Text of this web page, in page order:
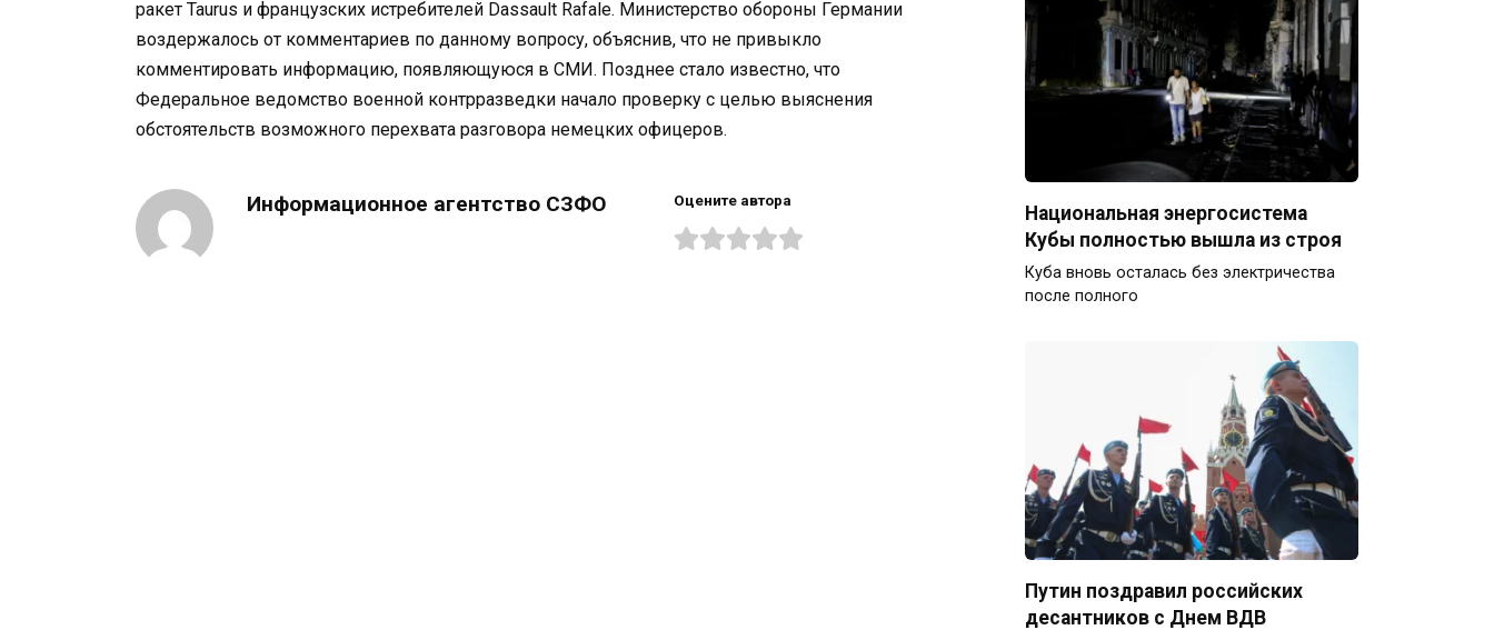
ракет Taurus и французских истребителей Dassault Rafale. Министерство обороны Германии
воздержалось от комментариев по данному вопросу, объяснив, что не привыкло
комментировать информацию, появляющуюся в СМИ. Позднее стало известно, что
Федеральное ведомство военной контрразведки начало проверку с целью выяснения
обстоятельств возможного перехвата разговора немецких офицеров.
Информационное агентство СЗФО Оцените автора
Национальная энергосистема
Кубы полностью вышла из строя
Куба вновь осталась без электричества
после полного
Путин поздравил российских
десантников с Днем ВДВ